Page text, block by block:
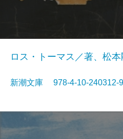
ロス・トーマス／著、松
新潮文庫 978-4-10-